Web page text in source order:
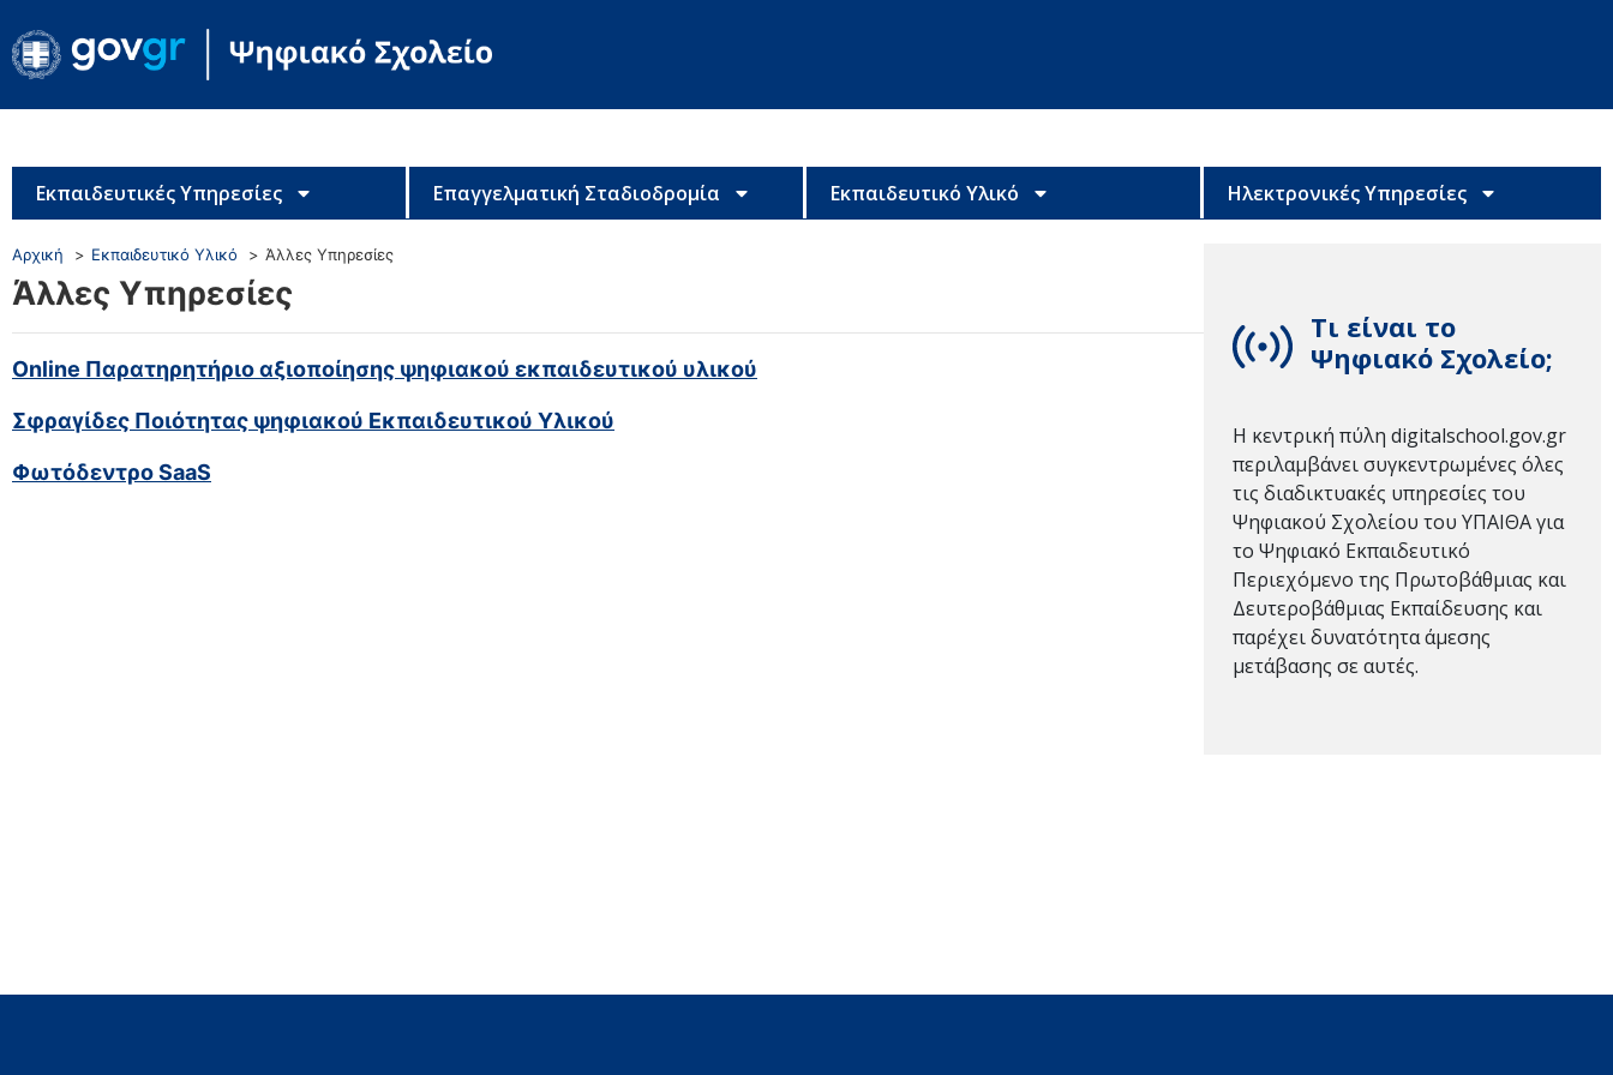
Εκπαιδευτικές Υπηρεσίες Επαγγελματική Σταδιοδρομία Εκπαιδευτικό Υλικό Ηλεκτρονικές Υπηρεσίες
Αρχική Εκπαιδευτικό Υλικό Άλλες Υπηρεσίες
Άλλες Υπηρεσίες
Online Παρατηρητήριο αξιοποίησης ψηφιακού εκπαιδευτικού υλικού
Σφραγίδες Ποιότητας ψηφιακού Εκπαιδευτικού Υλικού
Φωτόδεντρο SaaS
Τι είναι το
Ψηφιακό Σχολείο;
Η κεντρική πύλη digitalschool.gov.gr
περιλαμβάνει συγκεντρωμένες όλες
τις διαδικτυακές υπηρεσίες του
Ψηφιακού Σχολείου του ΥΠΑΙΘΑ για
το Ψηφιακό Εκπαιδευτικό
Περιεχόμενο της Πρωτοβάθμιας και
Δευτεροβάθμιας Εκπαίδευσης και
παρέχει δυνατότητα άμεσης
μετάβασης σε αυτές.